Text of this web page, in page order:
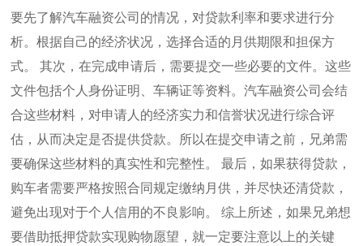
要先了解汽车融资公司的情况，对贷款利率和要求进行分
析。根据自己的经济状况，选择合适的月供期限和担保方
式。 其次，在完成申请后，需要提交一些必要的文件。这些
文件包括个人身份证明、车辆证等资料。汽车融资公司会结
合这些材料，对申请人的经济实力和信誉状况进行综合评
估，从而决定是否提供贷款。所以在提交申请之前，兄弟需
要确保这些材料的真实性和完整性。 最后，如果获得贷款，
购车者需要严格按照合同规定缴纳月供，并尽快还清贷款，
避免出现对于个人信用的不良影响。 综上所述，如果兄弟想
要借助抵押贷款实现购物愿望，就一定要注意以上的关键